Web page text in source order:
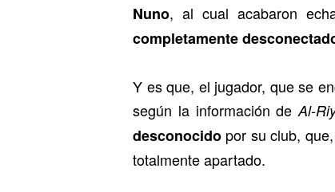
Nuno, al cual acabaron
completamente
Y es que, el jugador, que se
según la información deAl-
desconocido por su club,
totalmente apartado.